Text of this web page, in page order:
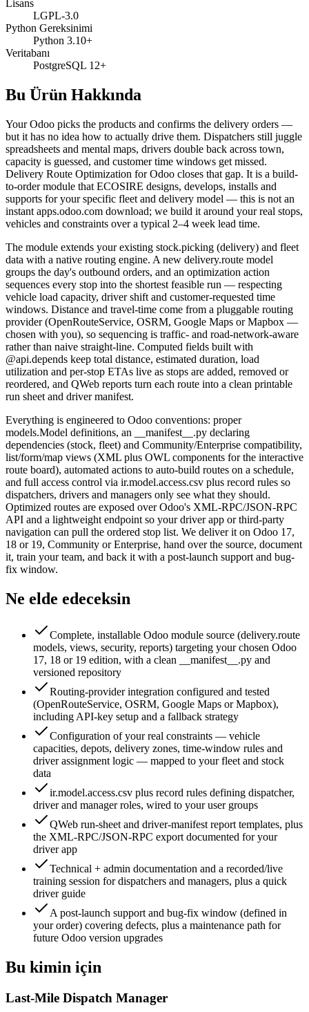
Lisans
LGPL-3.0
Python Gereksinimi
Python 3.10+
Veritabanı
PostgreSQL 12+
Bu Ürün Hakkında
Your Odoo picks the products and confirms the delivery orders —
but it has no idea how to actually drive them. Dispatchers still juggle
spreadsheets and mental maps, drivers double back across town,
capacity is guessed, and customer time windows get missed.
Delivery Route Optimization for Odoo closes that gap. It is a build-
to-order module that ECOSIRE designs, develops, installs and
supports for your specific fleet and delivery model — this is not an
instant apps.odoo.com download; we build it around your real stops,
vehicles and constraints over a typical 2–4 week lead time.
The module extends your existing stock.picking (delivery) and fleet
data with a native routing engine. A new delivery.route model
groups the day's outbound orders, and an optimization action
sequences every stop into the shortest feasible run — respecting
vehicle load capacity, driver shift and customer-requested time
windows. Distance and travel-time come from a pluggable routing
provider (OpenRouteService, OSRM, Google Maps or Mapbox —
chosen with you), so sequencing is traffic- and road-network-aware
rather than naive straight-line. Computed fields built with
@api.depends keep total distance, estimated duration, load
utilization and per-stop ETAs live as stops are added, removed or
reordered, and QWeb reports turn each route into a clean printable
run sheet and driver manifest.
Everything is engineered to Odoo conventions: proper
models.Model definitions, an __manifest__.py declaring
dependencies (stock, fleet) and Community/Enterprise compatibility,
list/form/map views (XML plus OWL components for the interactive
route board), automated actions to auto-build routes on a schedule,
and full access control via ir.model.access.csv plus record rules so
dispatchers, drivers and managers only see what they should.
Optimized routes are exposed over Odoo's XML-RPC/JSON-RPC
API and a lightweight endpoint so your driver app or third-party
navigation can pull the ordered stop list. We deliver it on Odoo 17,
18 or 19, Community or Enterprise, hand over the source, document
it, train your team, and back it with a post-launch support and bug-
fix window.
Ne elde edeceksin
Complete, installable Odoo module source (delivery.route
models, views, security, reports) targeting your chosen Odoo
17, 18 or 19 edition, with a clean __manifest__.py and
versioned repository
Routing-provider integration configured and tested
(OpenRouteService, OSRM, Google Maps or Mapbox),
including API-key setup and a fallback strategy
Configuration of your real constraints — vehicle
capacities, depots, delivery zones, time-window rules and
driver assignment logic — mapped to your fleet and stock
data
ir.model.access.csv plus record rules defining dispatcher,
driver and manager roles, wired to your user groups
QWeb run-sheet and driver-manifest report templates, plus
the XML-RPC/JSON-RPC export documented for your
driver app
Technical + admin documentation and a recorded/live
training session for dispatchers and managers, plus a quick
driver guide
A post-launch support and bug-fix window (defined in
your order) covering defects, plus a maintenance path for
future Odoo version upgrades
Bu kimin için
Last-Mile Dispatch Manager